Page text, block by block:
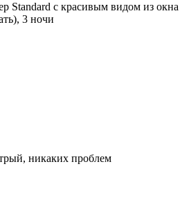
Standard с красивым видом из окна
3 ночи
никаких проблем